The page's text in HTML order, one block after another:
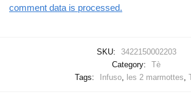
comment data is processed.
SKU:
3422150002203
Category:
Tè
Tags:
Infuso les 2 marmottes